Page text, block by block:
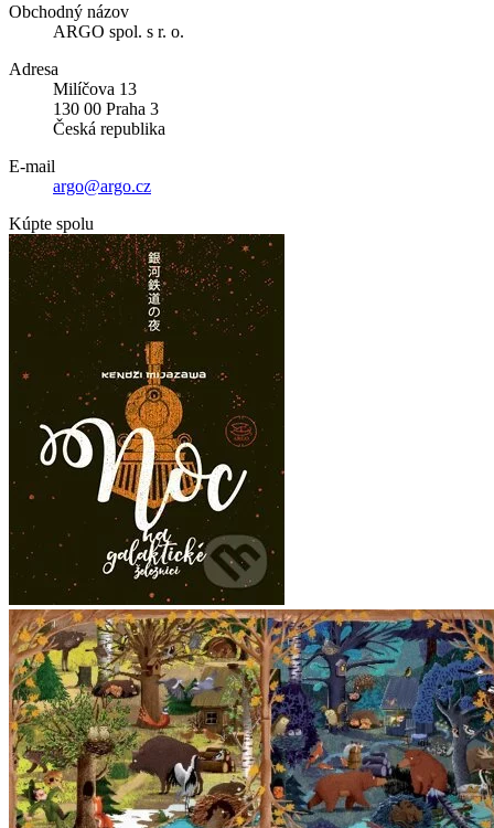
Obchodný názov
ARGO spol. s r. o.
Adresa
Milíčova 13
130 00 Praha 3
Česká republika
E-mail
argo@argo.cz
Kúpte spolu